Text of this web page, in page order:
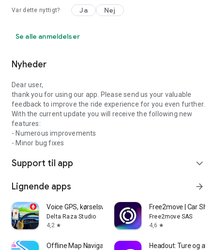
Var dette nyttigt? Ja Nej
Se alle anmeldelser
Nyheder
Dear user,
thank you for using our app. Please send us your valuable
feedback to improve the ride experience for you even further.
With the current update you will receive the following new
features:
- Numerous improvements
- Minor bug fixes
Support til app expand_more
Lignende apps arrow_forward
Voice GPS, kørselsvejledning
Delta Raza Studio
4,2 star
Free2move | Car
Free2move SAS
4,6 star
Offline Map Navigation Headout: Ture og